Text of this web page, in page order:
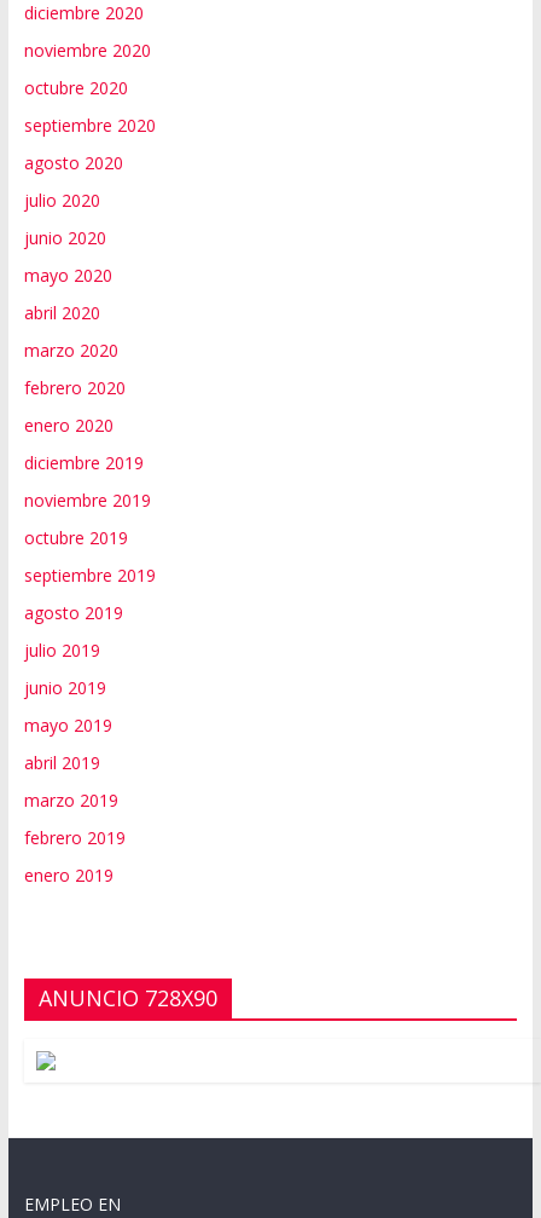
diciembre 2020
noviembre 2020
octubre 2020
septiembre 2020
agosto 2020
julio 2020
junio 2020
mayo 2020
abril 2020
marzo 2020
febrero 2020
enero 2020
diciembre 2019
noviembre 2019
octubre 2019
septiembre 2019
agosto 2019
julio 2019
junio 2019
mayo 2019
abril 2019
marzo 2019
febrero 2019
enero 2019
ANUNCIO 728X90
EMPLEO EN